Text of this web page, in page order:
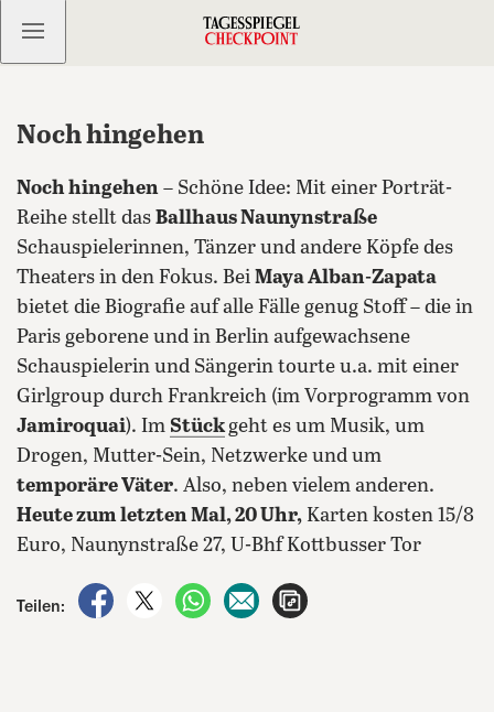
Kostenlos anmelden
Noch hingehen
Noch hingehen – Schöne Idee: Mit einer Porträt-
Reihe stellt das Ballhaus Naunynstraße
Schauspielerinnen, Tänzer und andere Köpfe des
Theaters in den Fokus. Bei Maya Alban-Zapata
bietet die Biografie auf alle Fälle genug Stoff – die in
Paris geborene und in Berlin aufgewachsene
Schauspielerin und Sängerin tourte u.a. mit einer
Girlgroup durch Frankreich (im Vorprogramm von
Jamiroquai). Im Stückgeht es um Musik, um
Drogen, Mutter-Sein, Netzwerke und um
temporäre Väter. Also, neben vielem anderen.
Heute zum letzten Mal, 20 Uhr, Karten kosten 15/8
Euro, Naunynstraße 27, U-Bhf Kottbusser Tor
Teilen:
auf Facebook teilen
auf X teilenper WhatsApp teilen
per E-Mail teilen